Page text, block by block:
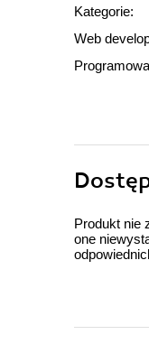
Kategorie:
Web
Produkt nie
one